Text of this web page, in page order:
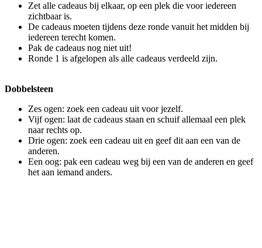
Zet alle cadeaus bij elkaar, op een plek die voor iedereen
zichtbaar is.
De cadeaus moeten tijdens deze ronde vanuit het midden bij
iedereen terecht komen.
Pak de cadeaus nog niet uit!
Ronde 1 is afgelopen als alle cadeaus verdeeld zijn.
Dobbelsteen
Zes ogen: zoek een cadeau uit voor jezelf.
Vijf ogen: laat de cadeaus staan en schuif allemaal een plek
naar rechts op.
Drie ogen: zoek een cadeau uit en geef dit aan een van de
anderen.
Een oog: pak een cadeau weg bij een van de anderen en geef
het aan iemand anders.